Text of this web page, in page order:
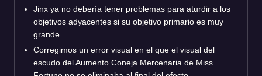
Jinx ya no debería tener problemas para aturdir a los
objetivos adyacentes si su objetivo primario es muy
grande
Corregimos un error visual en el que el visual del
escudo del Aumento Coneja Mercenaria de Miss